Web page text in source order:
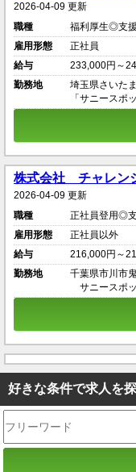
2026-04-09 更新
職種
福利厚生◎支
雇用形態
正社員
給与
233,000円～
勤務地
埼玉県さいた
「サニースポ
株式会社 チャレン
2026-04-09 更新
職種
正社員登用◎
雇用形態
正社員以外
給与
216,000円～
勤務地
千葉県市川市
サニースポ
好きな条件で求人を